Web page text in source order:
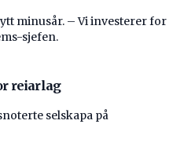
minusår. – Vi investerer for
sjefen.
reiarlag
selskapa på